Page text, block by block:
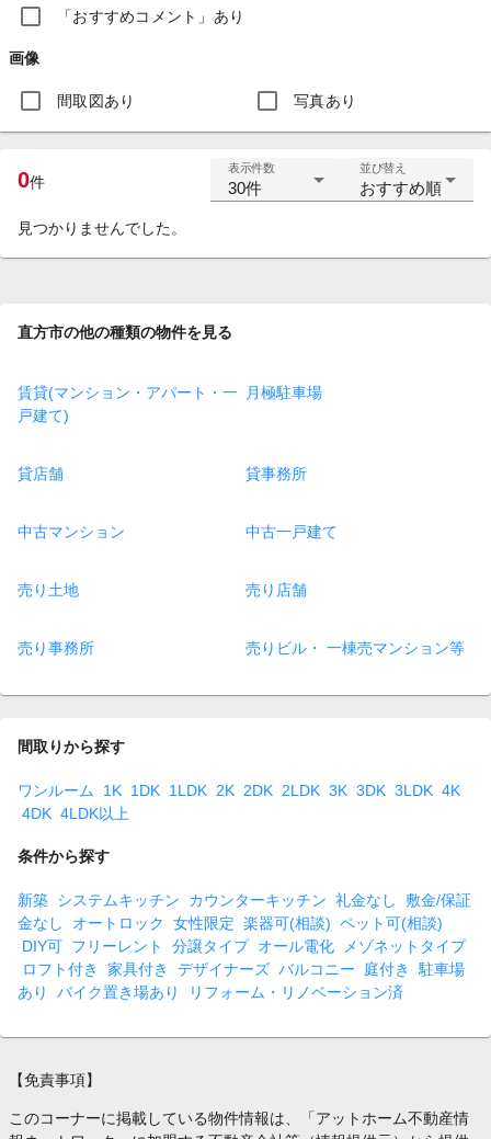
「おすすめコメント」あり
画像
間取図あり 写真あり
0件
表示件数
30件
並び替え
おすすめ順
見つかりませんでした。
直方市の他の種類の物件を見る
賃貸(マンション・アパート・一
戸建て)
月極駐車場
貸店舗 貸事務所
中古マンション 中古一戸建て
売り土地 売り店舗
売り事務所 売りビル・ 一棟売マンション等
間取りから探す
ワンルーム 1K 1DK 1LDK 2K 2DK 2LDK 3K 3DK 3LDK 4K
4DK 4LDK以上
条件から探す
新築 システムキッチン カウンターキッチン 礼金なし
敷金/保証
金なし
オートロック 女性限定 楽器可(相談) ペット可(相談)
DIY可 フリーレント 分譲タイプ オール電化
メゾネットタイプ
ロフト付き
家具付き デザイナーズ バルコニー 庭付き
駐車場
あり
バイク置き場あり リフォーム・リノベーション済
【免責事項】
このコーナーに掲載している物件情報は、「アットホーム不動産情